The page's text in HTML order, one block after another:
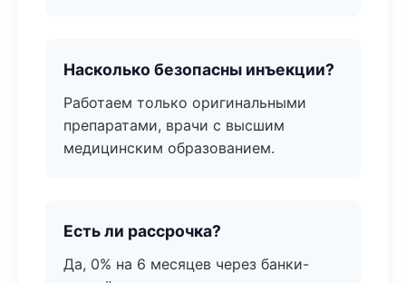
Насколько безопасны инъекции?
Работаем только оригинальными
препаратами, врачи с высшим
медицинским образованием.
Есть ли рассрочка?
Да, 0% на 6 месяцев через банки-